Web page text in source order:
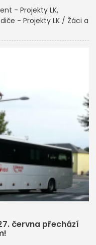
- Projekty LK
- Projekty LK / Žáci a
června přechází